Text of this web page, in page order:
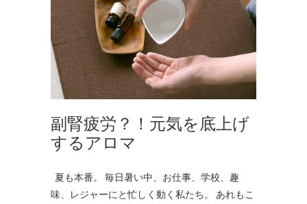
副腎疲労？！元気を底上げ
するアロマ
夏も本番。 毎日暑い中、お仕事、学校、趣
味、レジャーにと忙しく動く私たち。 あれもこ